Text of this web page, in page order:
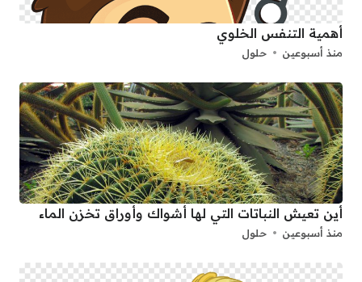
أهمية التنفس الخلوي
منذ أسبوعين حلول
أين تعيش النباتات التي لها أشواك وأوراق تخزن الماء
منذ أسبوعين حلول